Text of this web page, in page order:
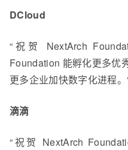
DCloud
“祝贺 NextArch
Foundation 能孵化更多优
更多企业加快数字化进程
滴滴
“祝贺 NextArch